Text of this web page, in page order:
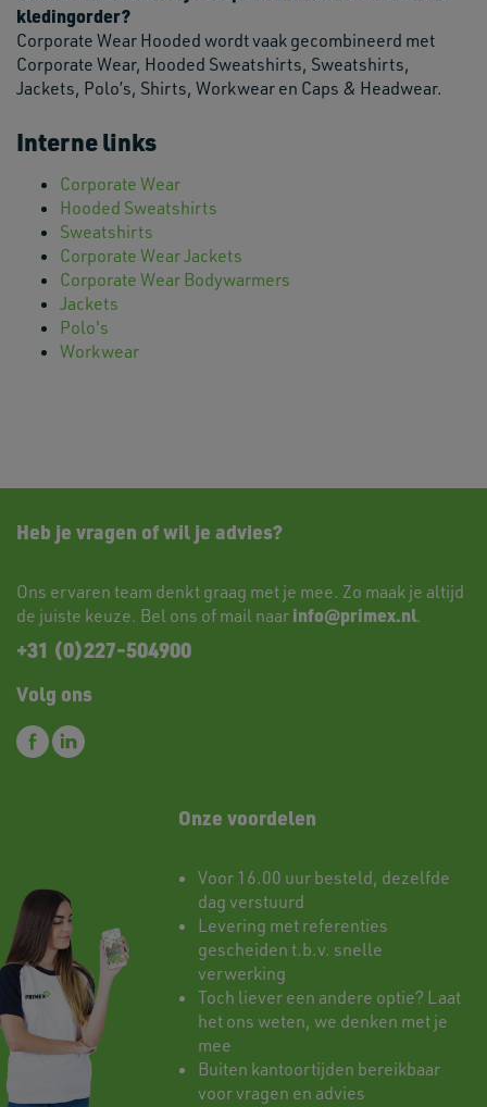
kledingorder?
Corporate Wear Hooded wordt vaak gecombineerd met
Corporate Wear, Hooded Sweatshirts, Sweatshirts,
Jackets, Polo’s, Shirts, Workwear en Caps & Headwear.
Interne links
Corporate Wear
Hooded Sweatshirts
Sweatshirts
Corporate Wear Jackets
Corporate Wear Bodywarmers
Jackets
Polo's
Workwear
Heb je vragen of wil je advies?
Ons ervaren team denkt graag met je mee. Zo maak je altijd
de juiste keuze. Bel ons of mail naar info@primex.nl.
+31 (0)227-504900
Volg ons
Onze voordelen
Voor 16.00 uur besteld, dezelfde
dag verstuurd
Levering met referenties
gescheiden t.b.v. snelle
verwerking
Toch liever een andere optie? Laat
het ons weten, we denken met je
mee
Buiten kantoortijden bereikbaar
voor vragen en advies